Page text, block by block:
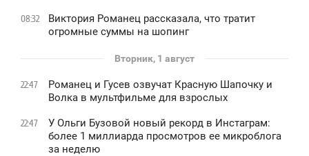
08:32
Виктория Романец рассказала, что тратит
огромные суммы на шопинг
Вторник, 1 август
22:47
Романец и Гусев озвучат Красную Шапочку и
Волка в мультфильме для взрослых
22:47
У Ольги Бузовой новый рекорд в Инстаграм:
более 1 миллиарда просмотров ее микроблога
за неделю